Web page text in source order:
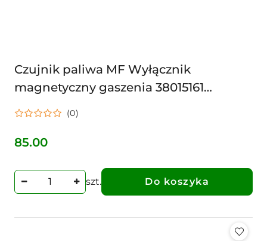
Czujnik paliwa MF Wyłącznik
magnetyczny gaszenia 38015161
1896464M1 70/7101-10 840669032548
(0)
Cena:
85.00
szt. Do koszyka